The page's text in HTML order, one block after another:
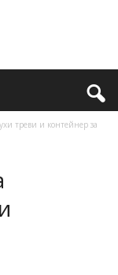
треви и контейнер за